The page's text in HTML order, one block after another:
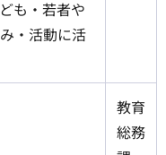
も・若者や
・活動に活
教育
総務